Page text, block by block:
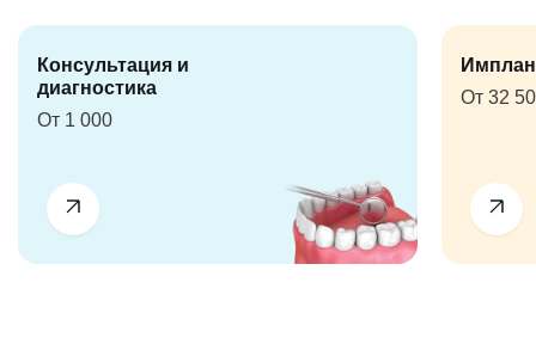
Консультация и
диагностика
От 1 000
От 32